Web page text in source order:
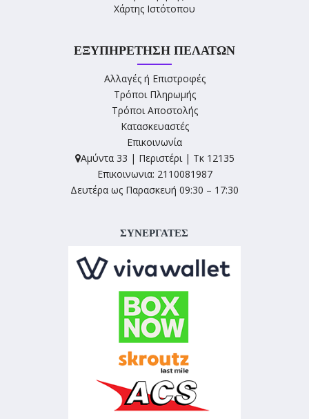
Χάρτης Ιστότοπου
ΕΞΥΠΗΡΈΤΗΣΗ ΠΕΛΑΤΏΝ
Αλλαγές ή Επιστροφές
Τρόποι Πληρωμής
Τρόποι Αποστολής
Κατασκευαστές
Επικοινωνία
Αμύντα 33 | Περιστέρι | Τκ 12135
Επικοινωνια: 2110081987
Δευτέρα ως Παρασκευή 09:30 – 17:30
ΣΥΝΕΡΓΑΤΕΣ